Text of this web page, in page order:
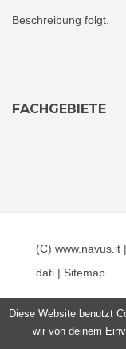
Beschreibung folgt.
FACHGEBIETE
(C) www.navus.it |
dati | Sitemap
Diese Website benutzt
wir von deinem